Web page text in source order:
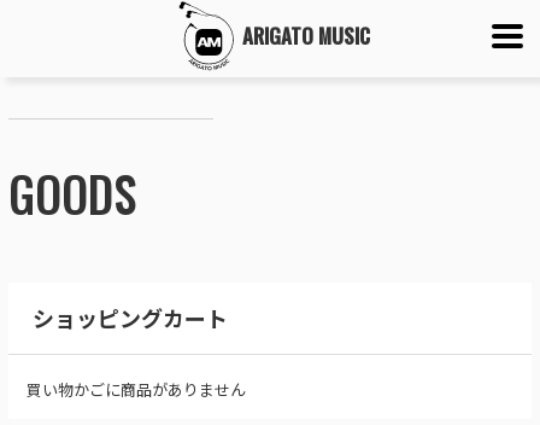
ARIGATO MUSIC
GOODS
ショッピングカート
買い物かごに商品がありません